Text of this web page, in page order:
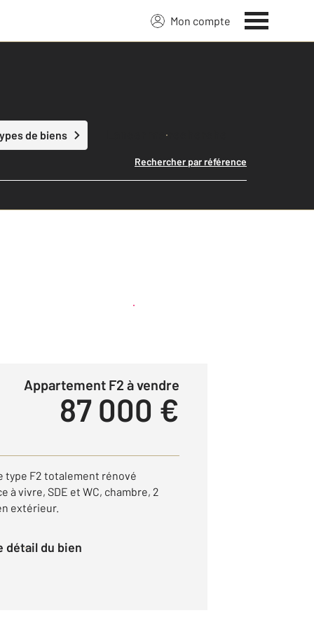
Mon compte
de biens Lancer ma recherche
Rechercher par référence
Créer une alerte
Appartement F2 à vendre
87 000 €
type F2 totalement rénové
à vivre, SDE et WC, chambre, 2
extérieur.
détail du bien